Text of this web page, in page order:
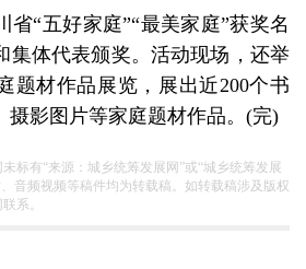
省“五好家庭”“最美家庭”获奖名
集体代表颁奖。活动现场，还举
题材作品展览，展出近200个书
摄影图片等家庭题材作品。(完)
标有“来源：城乡统筹发展网”或“城乡统筹发展
音频视频等稿件均为转载稿。如转载稿涉及版权
系。